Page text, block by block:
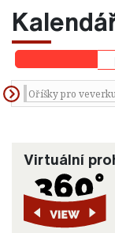
Oříšky pro
Virtuální